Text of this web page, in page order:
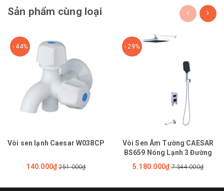
Sản phẩm cùng loại
- 44%
Vòi sen lạnh Caesar W038CP
140.000₫ 251.000₫
- 29%
Vòi Sen Âm Tường CAESAR
BS659 Nóng Lạnh 3 Đường
5.180.000₫ 7.344.000₫